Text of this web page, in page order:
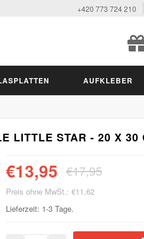
+420 773 724 210
AUFKLEBER
LITTLE STAR - 20 X 30
€13,95 €17,95
Preis ohne MwSt.: €11,62
Lieferzeit: 1-3 Tage.